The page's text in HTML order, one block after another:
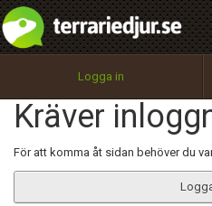
Logga in
Kräver
För att komma åt sidan behöver du
OK
integritetspolicy
Namn:
Epost:
Begär nytt lösenord